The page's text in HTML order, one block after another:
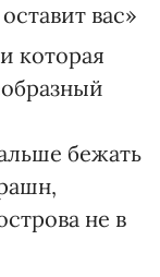
вас»
которая
бежать
не в